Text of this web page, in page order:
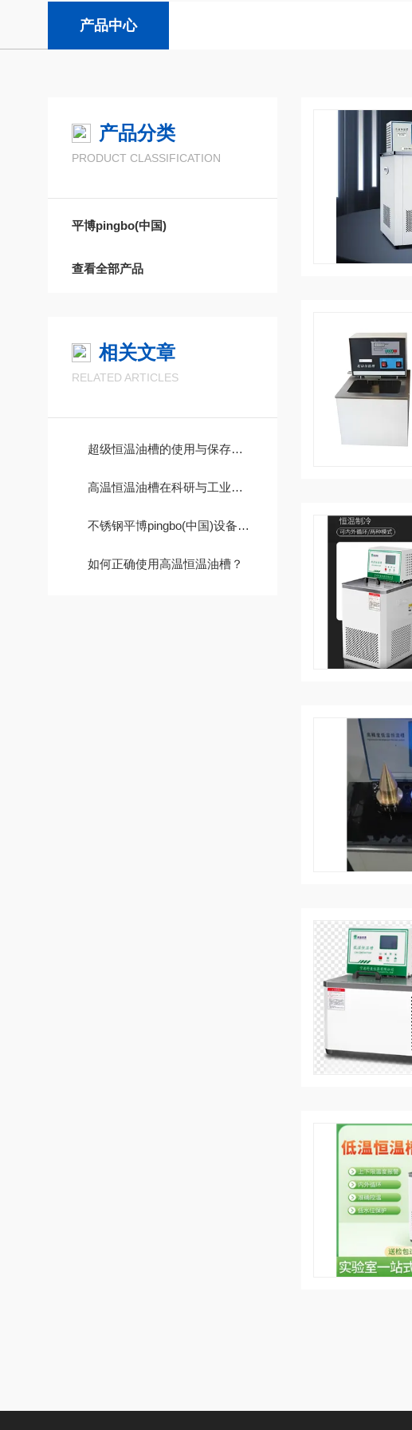
产品中心
产品分类
PRODUCT CLASSIFICATION
平博pingbo(中国)
查看全部产品
相关文章
RELATED ARTICLES
超级恒温油槽的使用与保存要求都有什么？
高温恒温油槽在科研与工业领域起到什么作用
不锈钢平博pingbo(中国)设备优势科普
如何正确使用高温恒温油槽？